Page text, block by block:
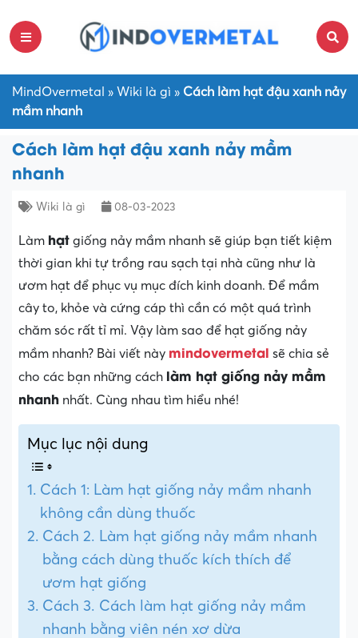
MindOvermetal » Wiki là gì » Cách làm hạt đậu xanh nảy
mầm nhanh
Cách làm hạt đậu xanh nảy mầm
nhanh
Wiki là gì 08-03-2023
Làm hạt giống nảy mầm nhanh sẽ giúp bạn tiết kiệm
thời gian khi tự trồng rau sạch tại nhà cũng như là
ươm hạt để phục vụ mục đích kinh doanh. Để mầm
cây to, khỏe và cứng cáp thì cần có một quá trình
chăm sóc rất tỉ mỉ. Vậy làm sao để hạt giống nảy
mầm nhanh? Bài viết này mindovermetal sẽ chia sẻ
cho các bạn những cách làm hạt giống nảy mầm
nhanh nhất. Cùng nhau tìm hiểu nhé!
Mục lục nội dung
Cách 1: Làm hạt giống nảy mầm nhanh
không cần dùng thuốc
Cách 2. Làm hạt giống nảy mầm nhanh
bằng cách dùng thuốc kích thích để
ươm hạt giống
Cách 3. Cách làm hạt giống nảy mầm
nhanh bằng viên nén xơ dừa